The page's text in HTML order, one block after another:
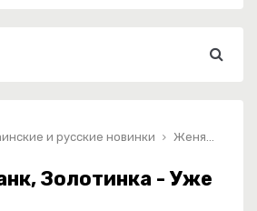
и русские новинки Женя Бранк, Золотинка - Уже Вчера
Золотинка - Уже